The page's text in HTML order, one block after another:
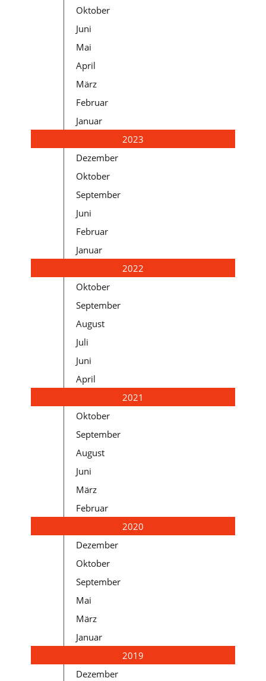
Oktober
Juni
Mai
April
März
Februar
Januar
2023
Dezember
Oktober
September
Juni
Februar
Januar
2022
Oktober
September
August
Juli
Juni
April
2021
Oktober
September
August
Juni
März
Februar
2020
Dezember
Oktober
September
Mai
März
Januar
2019
Dezember